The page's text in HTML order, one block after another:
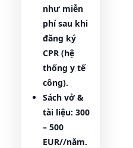
như miễn
phí sau khi
đăng ký
CPR (hệ
thống y tế
công).
Sách vở &
tài liệu: 300
– 500
EUR//năm.